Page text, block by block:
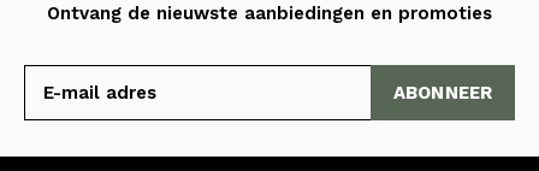
Ontvang de nieuwste aanbiedingen en promoties
ABONNEER